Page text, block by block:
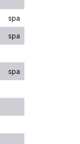
spa
spa
spa